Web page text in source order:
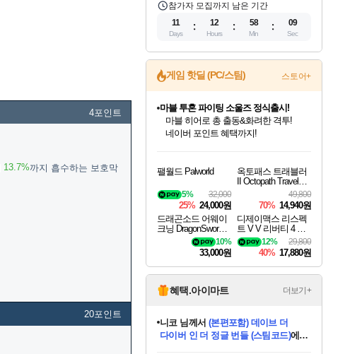
4포인트
13.7%까지 흡수하는 보호막
20포인트
참가자 모집까지 남은 기간
11
Days
12
Hours
58
Min
08
Sec
게임 핫딜 (PC/스팀) 스토어+
최대 90% 할인가를 만나보세요!
네이버혜택과 함께 만나보세요!
50%할인&추가 적립까지!
마블 투혼 파이팅 소울즈 정식출시!
마블 히어로 총 출동&화려한 격투!
네이버 포인트 혜택까지!
이니&베니 혜택까지!
네이버 혜택가와 함께 예약하세요!
할인&네이버혜택으로 만나보세요!
네이버페이 혜택과 만나보세요!
40주년 프로모션으로 만나보세요!
할인가에 만나보세요!
일부 에디션 상시 할인!
혜택으로 예약 판매 중
편안하게 충전하세요
팰월드 Palworld
32,000
5%
25% 24,000원
옥토패스 트래블러
II Octopath Traveler I
49,800
70% 14,940원
드래곤소드 어웨이
크닝 DragonSword A
10%
33,000원
디제이맥스 리스펙
트 V V 리버티 4 팩
DJMAX RESPECT
V V Liberty 4 Pack D
29,800
12%
40% 17,880원
혜택.아이마트 더보기+
니코님께서 (본편포함) 데이브 더
다이버 인 더 정글 번들 (스팀코드)에